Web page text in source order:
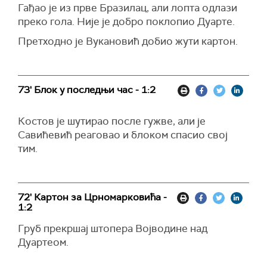
Гађао је из прве Бразилац, али лопта одлази
преко гола. Није је добро поклопио Дуарте.
Претходно је Вукановић добио жути картон.
73' Блок у последњи час - 1:2
Костов је шутирао после гужве, али је
Савићевић реаговао и блоком спасио свој
тим.
72' Картон за Црномарковића -
1:2
Груб прекршај штопера Војводине над
Дуартеом.